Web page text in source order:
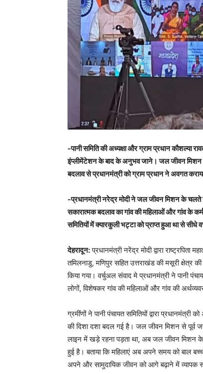
-पानी समिति की अध्यक्षा और ग्राम प्रधान
इंप्लीमेंटेशन के बाद के अनुभव जाने। जल जीवन मिशन
बदलाव से प्रधानमंत्री को ग्राम प्रधान ने अवगत
-प्रधानमंत्री नरेेद्र मोदी ने जल जीवन मिशन के
सकारात्मक बदलाव का गांव की महिलाओं और गांव के
समितियों में क्यारकुली भट्टा को प्राप्त हुआ था से सीधे
देहरादून:प्रधानमंत्री नरेंद्र मोदी द्वारा
तमिलनाडु, मणिपुर सहित उत्तराखंड की मसूरी क्षेत्र
किया गया। वर्चुअल संवाद मे प्रधानमंत्री ने पानी
लोगों, विशेषकर गांव की महिलाओं और गांव की
ग्रमींणों ने पानी पंचायत समितियों द्वारा
की दिशा दशा बदल गई है। जल जीवन मिशन से पूर्व
लाइन में खड़े रहना पड़ता था, अब जल जीवन मिशन
हुई है। बताया कि महिलाएं अब अपने समय को बाल
अपने और सामुदायिक जीवन को आगे बढ़ाने में व्यापक